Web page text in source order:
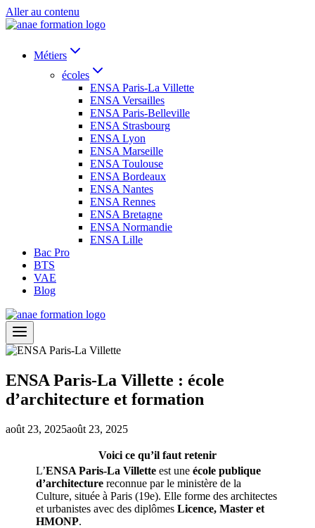
Aller au contenu
Métiers
écoles
ENSA Paris-La Villette
ENSA Versailles
ENSA Paris-Belleville
ENSA Strasbourg
ENSA Lyon
ENSA Marseille
ENSA Toulouse
ENSA Bordeaux
ENSA Nantes
ENSA Rennes
ENSA Bretagne
ENSA Normandie
ENSA Lille
Bac Pro
BTS
VAE
Blog
ENSA Paris-La Villette : école
d’architecture et formation
août 23, 2025août 23, 2025
Voici ce qu’il faut retenir
L’ENSA Paris-La Villette est une école publique
d’architecture reconnue par le ministère de la
Culture, située à Paris (19e). Elle forme des architectes
et urbanistes avec des diplômes Licence, Master et
HMONP.